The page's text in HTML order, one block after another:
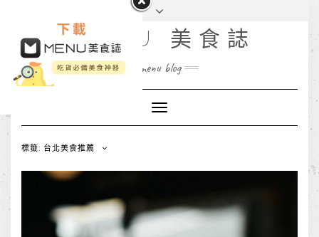
MENU 美食誌
menu blog
Toggle
Navigation
標籤: 台北美食推薦